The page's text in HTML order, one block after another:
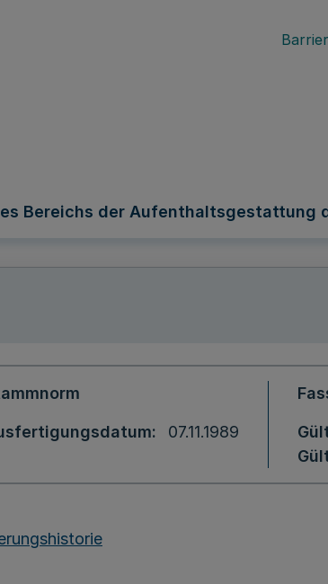
Bereichs der Aufenthaltsgestattung
07.11.1989